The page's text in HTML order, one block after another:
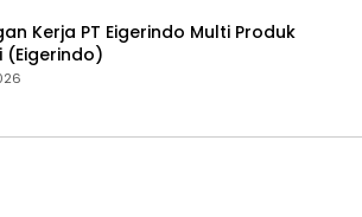
Kerja PT Eigerindo Multi Produk
(Eigerindo)